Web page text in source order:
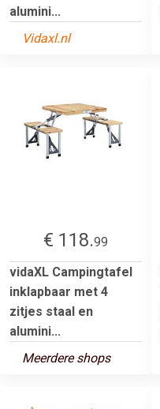
alumini...
Vidaxl.nl
€ 118.99
vidaXL Campingtafel
inklapbaar met 4
zitjes staal en
alumini...
Meerdere shops